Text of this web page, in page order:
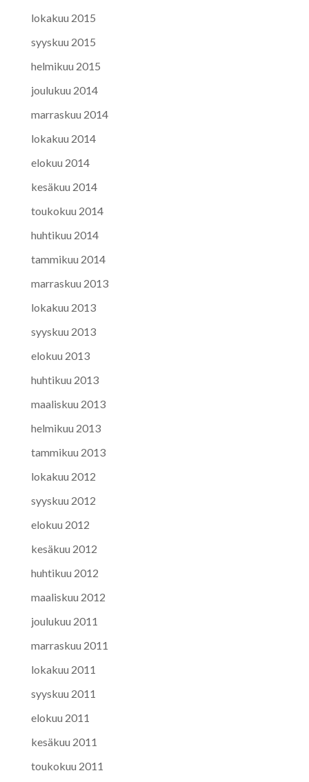
lokakuu 2015
syyskuu 2015
helmikuu 2015
joulukuu 2014
marraskuu 2014
lokakuu 2014
elokuu 2014
kesäkuu 2014
toukokuu 2014
huhtikuu 2014
tammikuu 2014
marraskuu 2013
lokakuu 2013
syyskuu 2013
elokuu 2013
huhtikuu 2013
maaliskuu 2013
helmikuu 2013
tammikuu 2013
lokakuu 2012
syyskuu 2012
elokuu 2012
kesäkuu 2012
huhtikuu 2012
maaliskuu 2012
joulukuu 2011
marraskuu 2011
lokakuu 2011
syyskuu 2011
elokuu 2011
kesäkuu 2011
toukokuu 2011